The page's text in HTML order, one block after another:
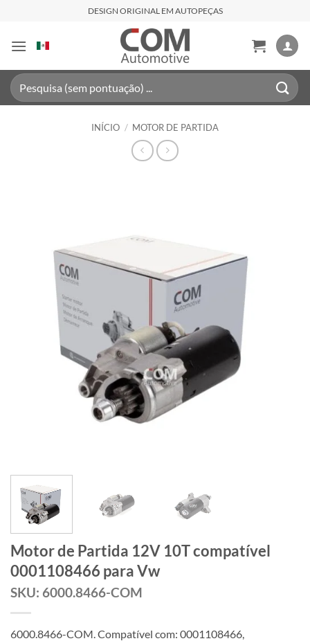
content
DESIGN ORIGINAL EM AUTOPEÇAS
Pesquisar
por:
INÍCIO / MOTOR DE PARTIDA
Motor de Partida 12V 10T compatível
0001108466 para Vw
SKU: 6000.8466-COM
6000.8466-COM. Compatível com: 0001108466,